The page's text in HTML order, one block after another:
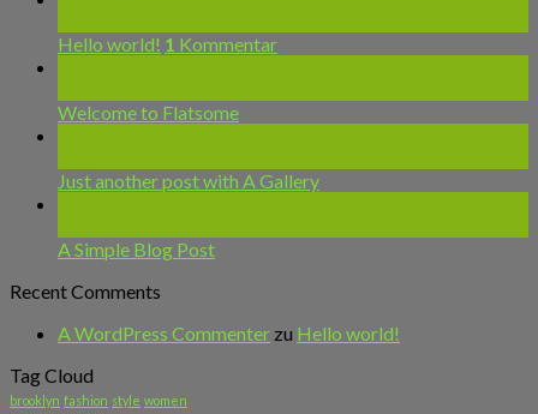
Hello world! 1 Kommentar
Welcome to Flatsome
Just another post with A Gallery
A Simple Blog Post
Recent Comments
A WordPress Commenter zu Hello world!
Tag Cloud
brooklyn fashion style women